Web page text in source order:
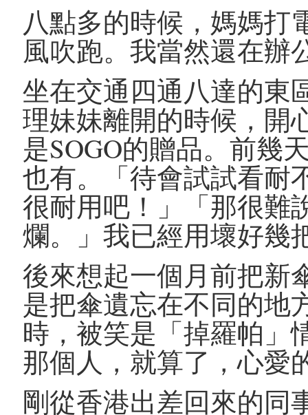
八點多的時候，媽媽打
風吹跑。我當然還在辦
坐在交通四通八達的東
理妹妹離開的時候，開
是SOGO的贈品。前幾
也有。「待會試試看耐
很耐用吧！」「那很難
爛。」我已經用壞好幾
後來想起一個月前把新
是把傘遺忘在不同的地
時，被笑是「掉羅帕」
那個人，就算了，心愛
剛從香港出差回來的同